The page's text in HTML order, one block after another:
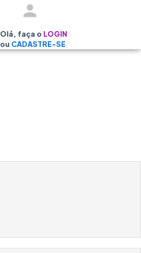
Olá, faça o LOGIN
ou CADASTRE-SE